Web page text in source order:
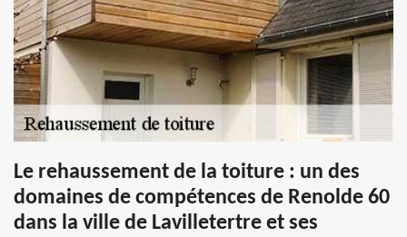
Le rehaussement de la toiture : un des
domaines de compétences de Renolde 60
dans la ville de Lavilletertre et ses